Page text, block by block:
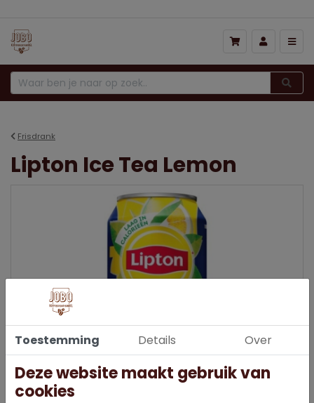
Frisdrank
Lipton Ice Tea Lemon
Toestemming Details Over
Deze website maakt gebruik van
cookies